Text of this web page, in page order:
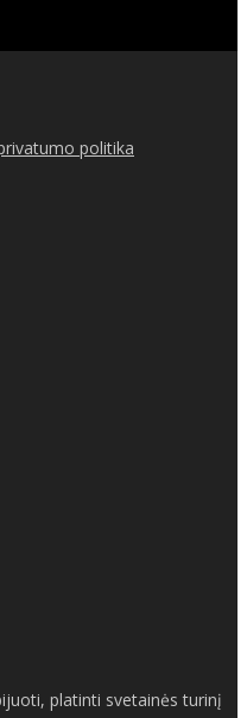
politika
platinti svetainės turinį